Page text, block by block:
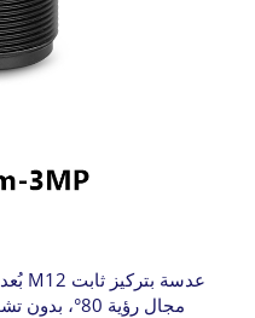
مجال رؤية 80°، بدون تشويه، لتنسيق صورة 1/4 بوصة